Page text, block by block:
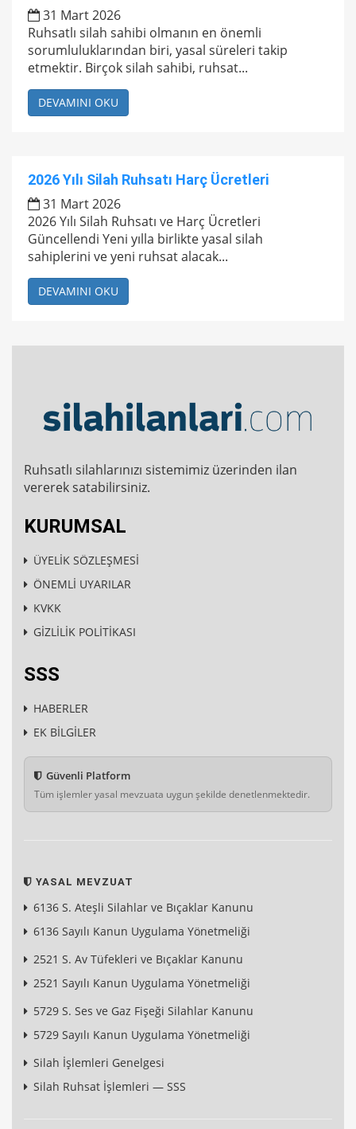
31 Mart 2026
Ruhsatlı silah sahibi olmanın en önemli
sorumluluklarından biri, yasal süreleri takip
etmektir. Birçok silah sahibi, ruhsat...
DEVAMINI OKU
2026 Yılı Silah Ruhsatı Harç Ücretleri
31 Mart 2026
2026 Yılı Silah Ruhsatı ve Harç Ücretleri
Güncellendi Yeni yılla birlikte yasal silah
sahiplerini ve yeni ruhsat alacak...
DEVAMINI OKU
Ruhsatlı silahlarınızı sistemimiz üzerinden ilan
vererek satabilirsiniz.
KURUMSAL
ÜYELİK SÖZLEŞMESİ
ÖNEMLİ UYARILAR
KVKK
GİZLİLİK POLİTİKASI
SSS
HABERLER
EK BİLGİLER
Güvenli Platform
Tüm işlemler yasal mevzuata uygun şekilde denetlenmektedir.
YASAL MEVZUAT
6136 S. Ateşli Silahlar ve Bıçaklar Kanunu
6136 Sayılı Kanun Uygulama Yönetmeliği
2521 S. Av Tüfekleri ve Bıçaklar Kanunu
2521 Sayılı Kanun Uygulama Yönetmeliği
5729 S. Ses ve Gaz Fişeği Silahlar Kanunu
5729 Sayılı Kanun Uygulama Yönetmeliği
Silah İşlemleri Genelgesi
Silah Ruhsat İşlemleri — SSS